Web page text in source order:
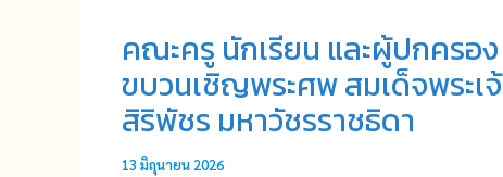
คณะครู นักเรียน และผู้ปกครอ
ขบวนเชิญพระศพ สมเด็จพระเ
สิริพัชร มหาวัชรราชธิดา
13 มิถุนายน 2026